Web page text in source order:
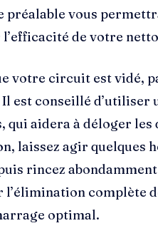
préalable vous
de votre
votre circuit est vidé,
est conseillé d’utiliser
qui aidera à déloger
laissez agir quelques
rincez
l’élimination complète
optimal.